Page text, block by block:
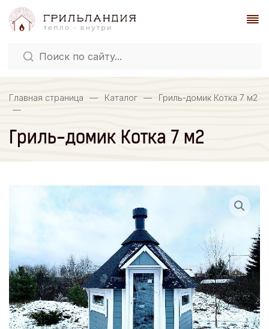
Главная страница — Каталог —
Гриль-домик Котка 7 м2
—
Гриль-домик Котка 7 м2